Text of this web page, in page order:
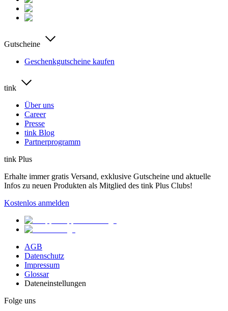
Gutscheine
Geschenkgutscheine kaufen
tink
Über uns
Career
Presse
tink Blog
Partnerprogramm
tink Plus
Erhalte immer gratis Versand, exklusive Gutscheine und aktuelle
Infos zu neuen Produkten als Mitglied des tink Plus Clubs!
Kostenlos anmelden
AGB
Datenschutz
Impressum
Glossar
Dateneinstellungen
Folge uns